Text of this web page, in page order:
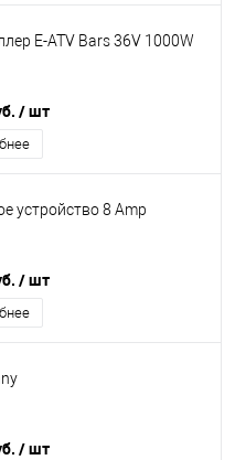
E-ATV Bars 36V 1000W
/ шт
устройство 8 Amp
/ шт
/ шт